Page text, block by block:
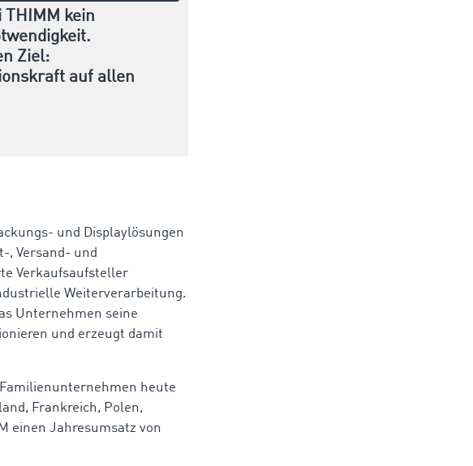
kein
Ziel:
auf allen
und Displaylösungen
, Versand- und
Verkaufsaufsteller
Weiterverarbeitung.
Unternehmen seine
und erzeugt damit
heute
Frankreich, Polen,
einen Jahresumsatz von